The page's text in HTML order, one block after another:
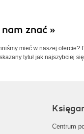
znać »
mieć w naszej ofercie?
tytuł jak najszybciej
Centrum